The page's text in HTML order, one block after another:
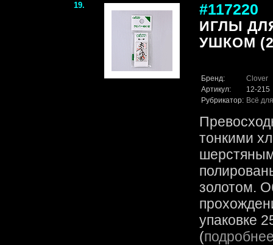
19. #117220
ИГЛЫ
УШКОМ
Бренд:
Clover
Артикул:
12-215
Рубрикатор: Всё
тонкими
золотом.
упаковке
(